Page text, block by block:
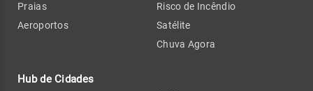
Praias
Aeroportos
Hub de Cidades
Risco de Incêndio
Satélite
Chuva Agora